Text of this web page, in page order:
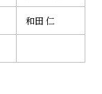
和田 仁